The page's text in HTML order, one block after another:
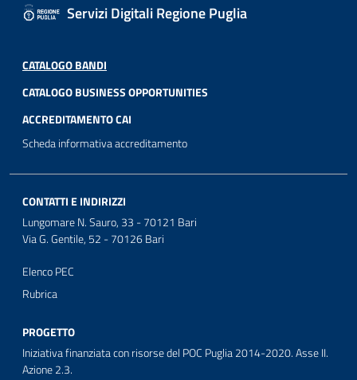
Servizi Digitali Regione Puglia
CATALOGO BANDI
CATALOGO BUSINESS OPPORTUNITIES
ACCREDITAMENTO CAI
Scheda informativa accreditamento
CONTATTI E INDIRIZZI
Lungomare N. Sauro, 33 - 70121 Bari
Via G. Gentile, 52 - 70126 Bari
Elenco PEC
Rubrica
PROGETTO
Iniziativa finanziata con risorse del POC Puglia 2014-2020. Asse II.
Azione 2.3.